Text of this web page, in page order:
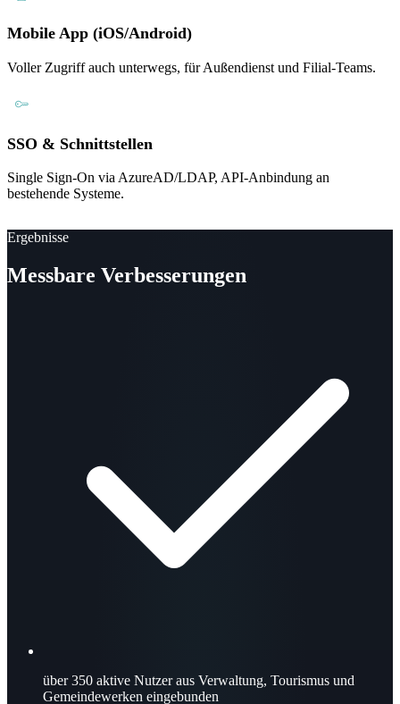
Mobile App (iOS/Android)
Voller Zugriff auch unterwegs, für Außendienst und Filial-Teams.
SSO & Schnittstellen
Single Sign-On via AzureAD/LDAP, API-Anbindung an
bestehende Systeme.
Ergebnisse
Messbare Verbesserungen
über 350 aktive Nutzer aus Verwaltung, Tourismus und
Gemeindewerken eingebunden